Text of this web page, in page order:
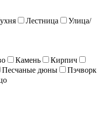
Лестница
Улица/
Камень
Кирпич
Песчаные дюны
Пэчворк